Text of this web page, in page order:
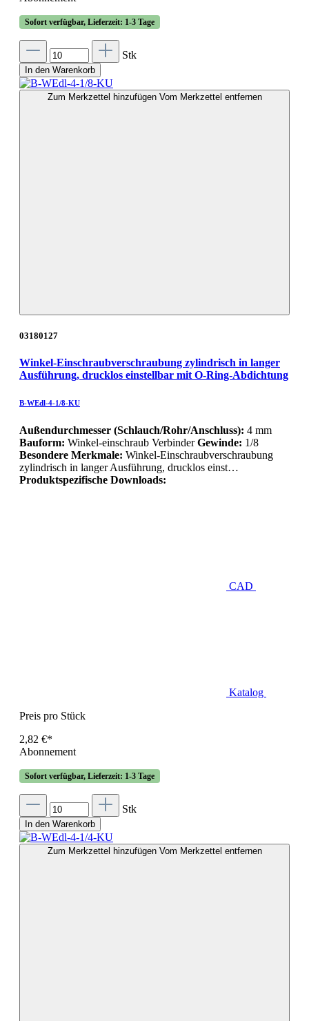
Sofort verfügbar, Lieferzeit: 1-3 Tage
Stk
In den Warenkorb
Zum Merkzettel hinzufügen Vom Merkzettel entfernen
03180127
Winkel-Einschraubverschraubung zylindrisch in langer
Ausführung, drucklos einstellbar mit O-Ring-Abdichtung
B-WEdl-4-1/8-KU
Außendurchmesser (Schlauch/Rohr/Anschluss): 4 mm
Bauform: Winkel-einschraub VerbinderGewinde: 1/8
Besondere Merkmale: Winkel-Einschraubverschraubung
zylindrisch in langer Ausführung, drucklos einst…
Produktspezifische Downloads:
CAD
Katalog
Preis pro Stück
2,82 €*
Abonnement
Sofort verfügbar, Lieferzeit: 1-3 Tage
Stk
In den Warenkorb
Zum Merkzettel hinzufügen Vom Merkzettel entfernen